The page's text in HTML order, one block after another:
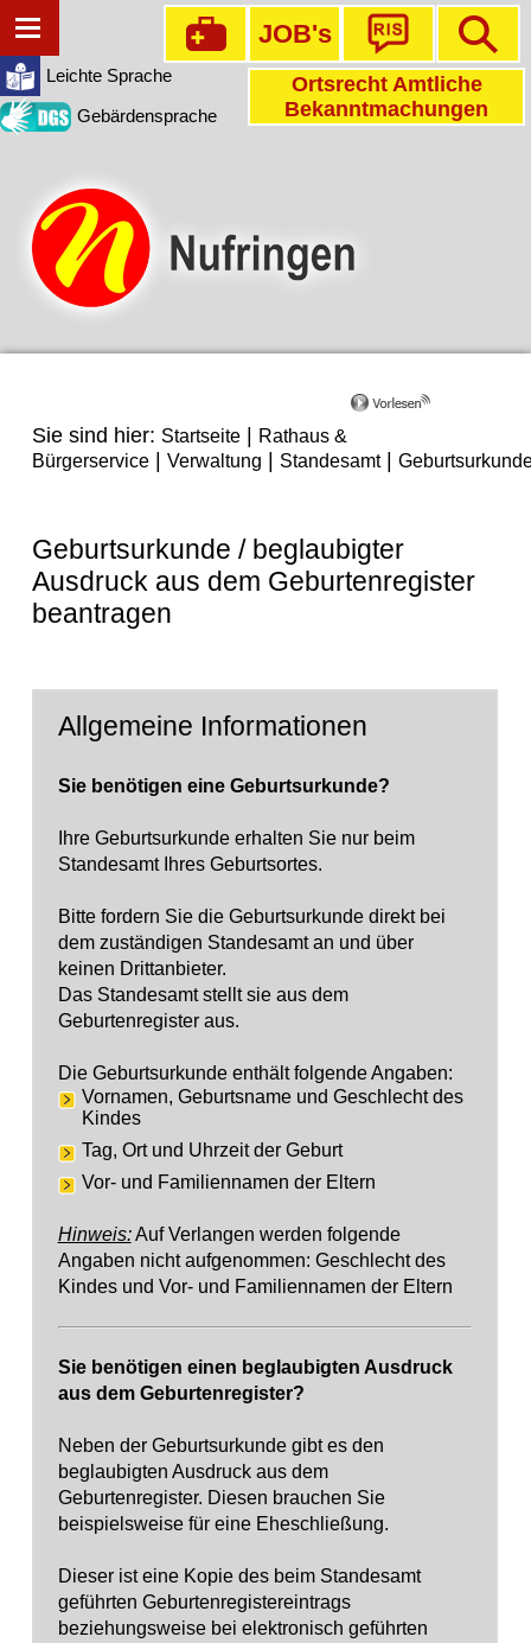
Leichte Sprache
Gebärdensprache
JOB's
Ortsrecht Amtliche
Bekanntmachungen
Sie sind hier: Startseite|
Rathaus &
Bürgerservice| Verwaltung Standesamt|
Geburtsurkunde / beglaubigter
Ausdruck aus dem Geburtenregister
beantragen
Allgemeine Informationen
Sie benötigen eine Geburtsurkunde?
Ihre Geburtsurkunde erhalten Sie nur beim
Standesamt Ihres Geburtsortes.
Bitte fordern Sie die Geburtsurkunde direkt bei
dem zuständigen Standesamt an und über
keinen Drittanbieter.
Das Standesamt stellt sie aus dem
Geburtenregister aus.
Die Geburtsurkunde enthält folgende Angaben:
Vornamen, Geburtsname und Geschlecht des
Kindes
Tag, Ort und Uhrzeit der Geburt
Vor- und Familiennamen der Eltern
Hinweis:Auf Verlangen werden folgende
Angaben nicht aufgenommen: Geschlecht des
Kindes und Vor- und Familiennamen der Eltern
Sie benötigen einen beglaubigten Ausdruck
aus dem Geburtenregister?
Neben der Geburtsurkunde gibt es den
beglaubigten Ausdruck aus dem
Geburtenregister. Diesen brauchen Sie
beispielsweise für eine Eheschließung.
Dieser ist eine Kopie des beim Standesamt
geführten Geburtenregistereintrags
beziehungsweise bei elektronisch geführten